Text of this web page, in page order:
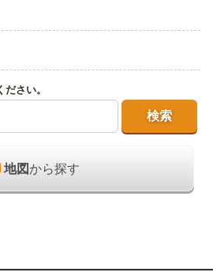
さい。
地図から探す